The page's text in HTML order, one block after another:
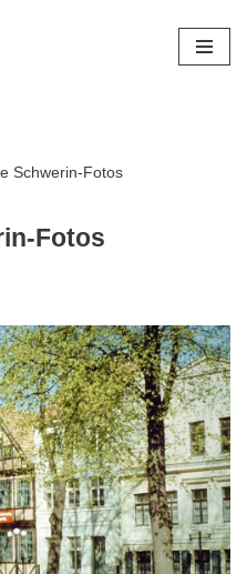
Schwerin-Fotos
Fotos